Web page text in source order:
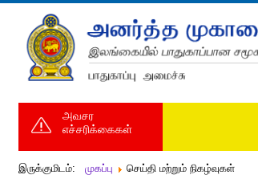
அவசர
எச்சரிக்கைகள்
இருக்குமிடம்: முகப்பு செய்தி மற்றும் நிகழ்வுகள்